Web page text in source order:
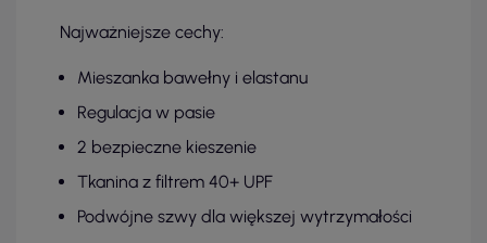
Najważniejsze cechy:
Mieszanka bawełny i elastanu
Regulacja w pasie
2 bezpieczne kieszenie
Tkanina z filtrem 40+ UPF
Podwójne szwy dla większej wytrzymałości